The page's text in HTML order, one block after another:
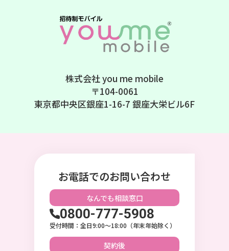
株式会社 you me mobile
〒104-0061
東京都中央区銀座1-16-7 銀座大栄ビル6F
お電話でのお問い合わせ
なんでも相談窓口
0800-777-5908
受付時間：全日9:00〜18:00（年末年始除く）
契約後